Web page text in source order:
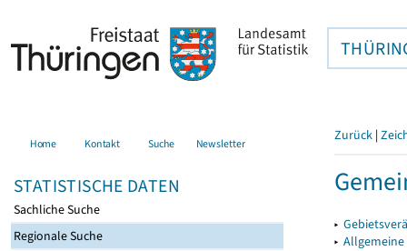
Home Kontakt Suche Newsletter
STATISTISCHE DATEN
Sachliche Suche
Regionale Suche
Zurück |
▸
▸